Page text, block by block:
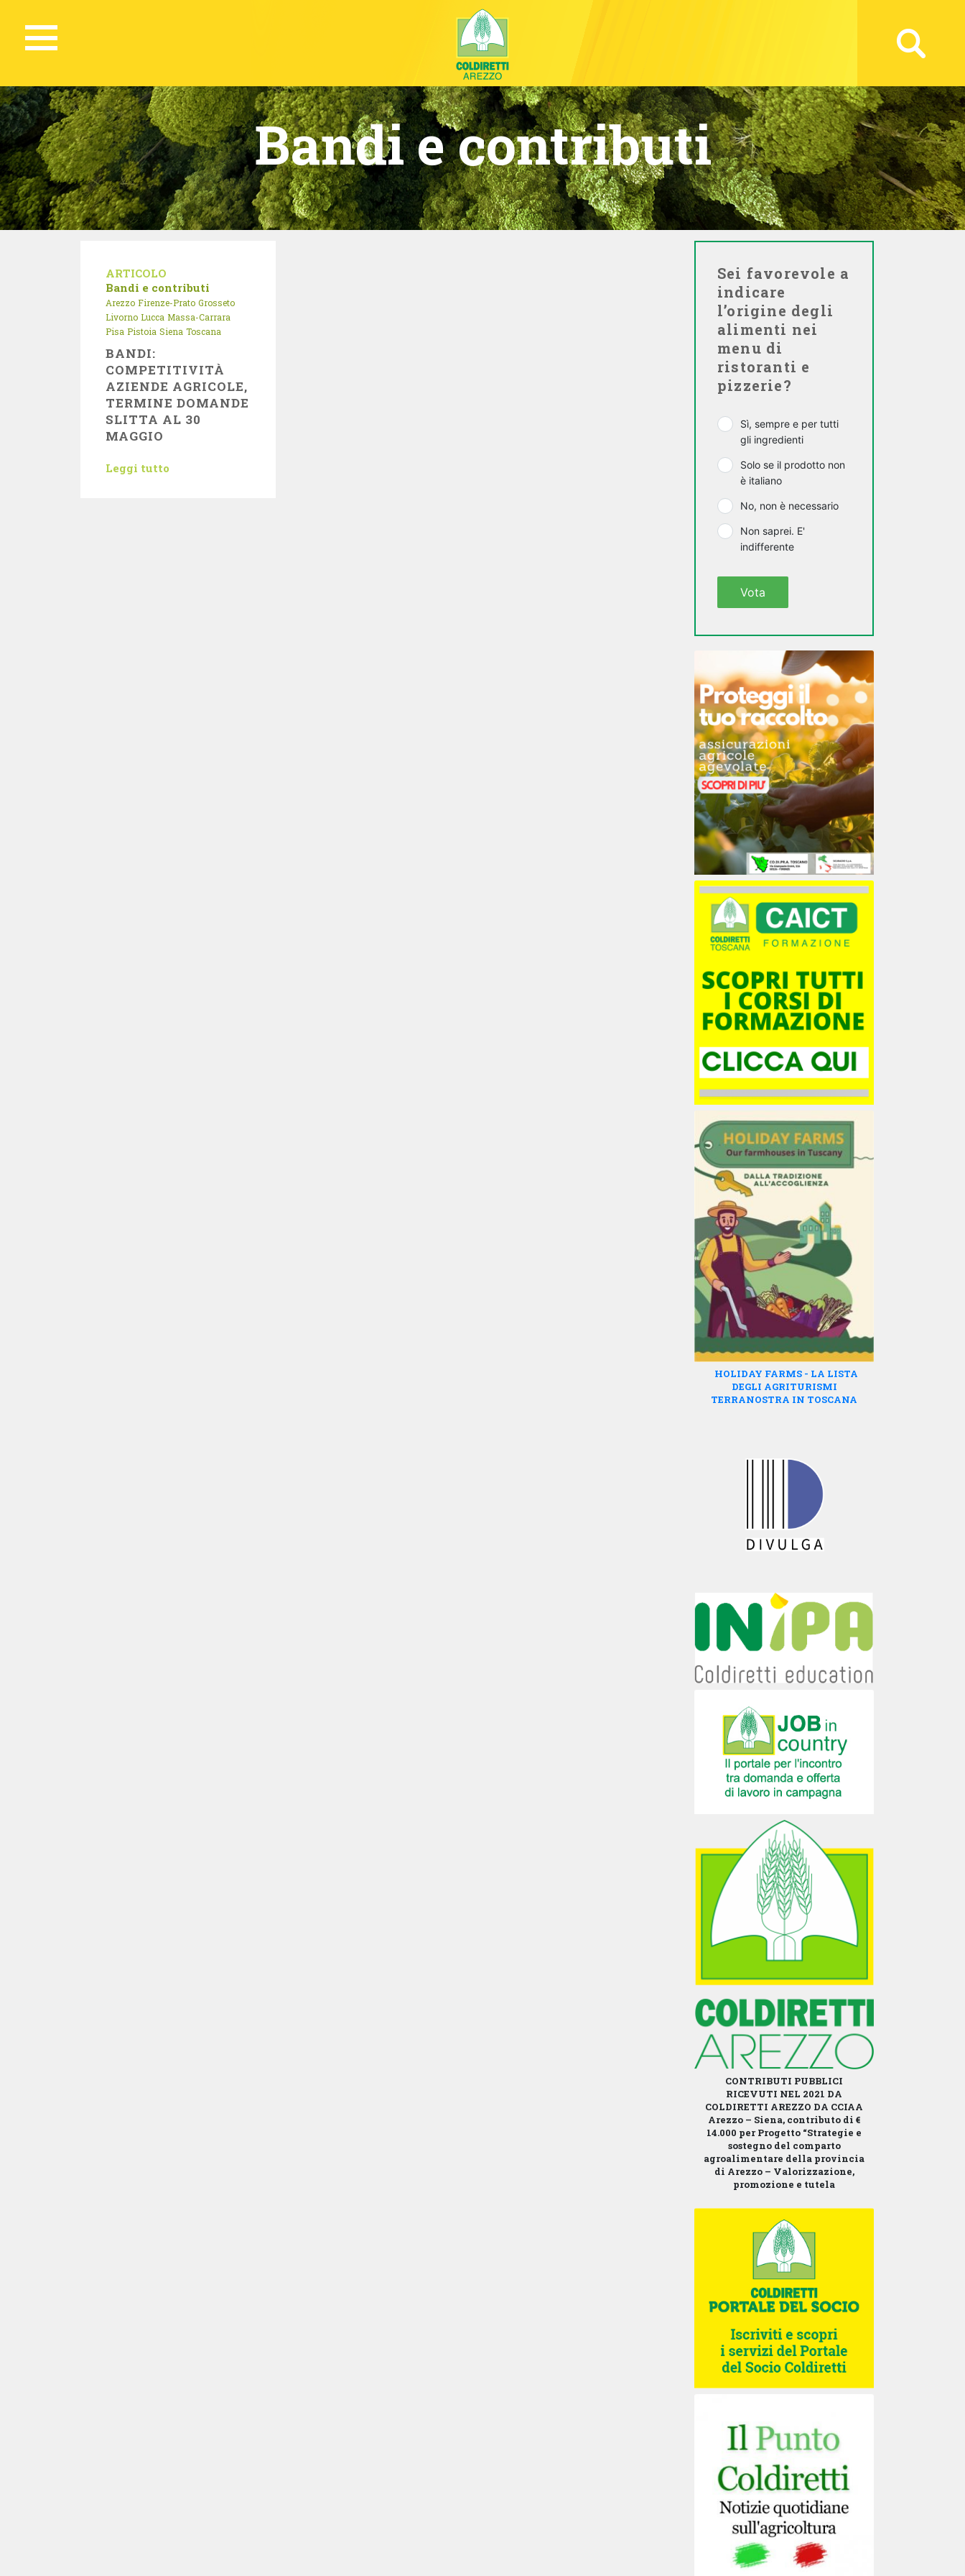
Bandi e contributi
ARTICOLO
Bandi e contributi
Arezzo Firenze-Prato Grosseto
Livorno Lucca Massa-Carrara
Pisa Pistoia Siena Toscana
BANDI:
COMPETITIVITÀ
AZIENDE AGRICOLE,
TERMINE DOMANDE
SLITTA AL 30
MAGGIO
Leggi tutto
Sei favorevole a
indicare
l’origine degli
alimenti nei
menu di
ristoranti e
pizzerie?
Sì, sempre e per tutti
gli ingredienti
Solo se il prodotto non
è italiano
No, non è necessario
Non saprei. E'
indifferente
Vota
HOLIDAY FARMS - LA LISTA
DEGLI AGRITURISMI
TERRANOSTRA IN TOSCANA
CONTRIBUTI PUBBLICI
RICEVUTI NEL 2021 DA
COLDIRETTI AREZZO DA CCIAA
Arezzo – Siena, contributo di €
14.000 per Progetto “Strategie e
sostegno del comparto
agroalimentare della provincia
di Arezzo – Valorizzazione,
promozione e tutela